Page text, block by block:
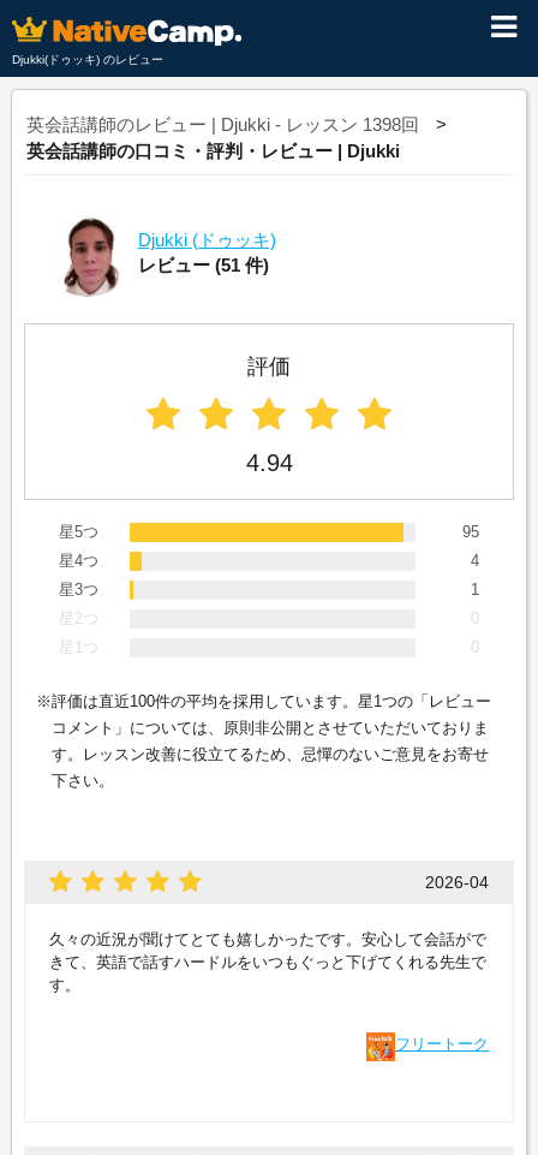
Djukki(ドゥッキ) のレビュー
英会話講師のレビュー | Djukki - レッスン 1398回
英会話講師の口コミ・評判・レビュー | Djukki
Djukki (ドゥッキ)
レビュー (51 件)
評価
4.94
星5つ
95
星4つ
4
星3つ
1
星2つ
0
星1つ
0
評価は直近100件の平均を採用しています。星1つの「レビュー
コメント」については、原則非公開とさせていただいておりま
す。レッスン改善に役立てるため、忌憚のないご意見をお寄せ
下さい。
2026-04
久々の近況が聞けてとても嬉しかったです。安心して会話がで
きて、英語で話すハードルをいつもぐっと下げてくれる先生で
す。
フリートーク